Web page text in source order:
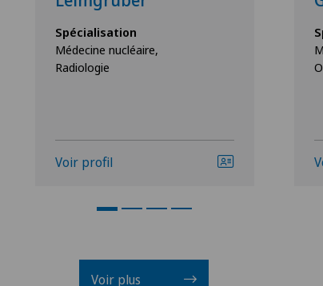
Spécialisation
Médecine nucléaire,
Radiologie
Voir profil
Voir plus